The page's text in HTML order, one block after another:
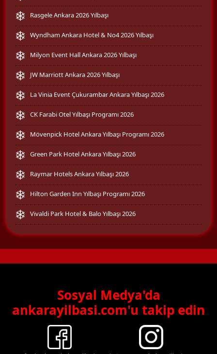
Rasgele Ankara 2026 Yılbaşı
Wyndham Ankara Hotel & No4 2026 Yılbaşı
Milyon Event Hall Ankara 2026 Yılbaşı
JW Marriott Ankara 2026 Yılbaşı
La Vinia Event Çukurambar Ankara Yılbaşı 2026
CK Farabi Otel Yılbaşı Programı 2026
Mövenpick Hotel Ankara Yılbaşı Programı 2026
Green Park Hotel Ankara Yılbaşı 2026
Raymar Hotels Ankara Yılbaşı 2026
Hilton Garden Inn Yılbaşı Programı 2026
Vivaldi Park Hotel & Balo Yılbaşı 2026
Sosyal Medya'da
ankarayilbasi.com'u takip edin